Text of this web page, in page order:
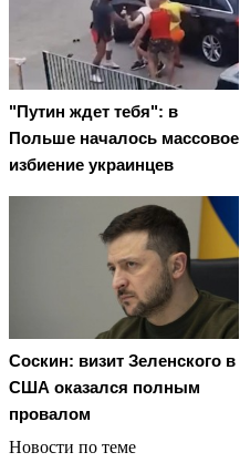
"Путин ждет тебя": в
Польше началось массовое
избиение украинцев
Соскин: визит Зеленского в
США оказался полным
провалом
Новости по теме